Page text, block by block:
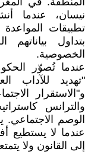
نيسان، عندما
تطبيقات
بتداول
الخصوصية.
عندما تُصوّر
"تهديد للآداب
و"الاستقرار
والترانس
الوصم الاجتماعي.
عندما لا يستطيع
إلى القانون ولا